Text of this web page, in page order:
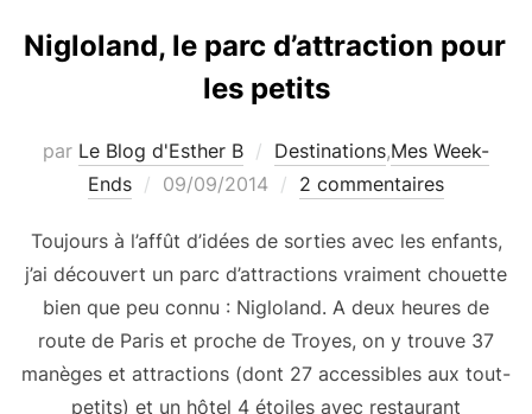
Nigloland, le parc d’attraction pour
les petits
par Le Blog d'Esther B Destinations,Mes Week-
Ends
Publié
09/09/2014 2 commentaires
Toujours à l’affût d’idées de sorties avec les enfants,
j’ai découvert un parc d’attractions vraiment chouette
bien que peu connu : Nigloland. A deux heures de
route de Paris et proche de Troyes, on y trouve 37
manèges et attractions (dont 27 accessibles aux tout-
petits) et un hôtel 4 étoiles avec restaurant